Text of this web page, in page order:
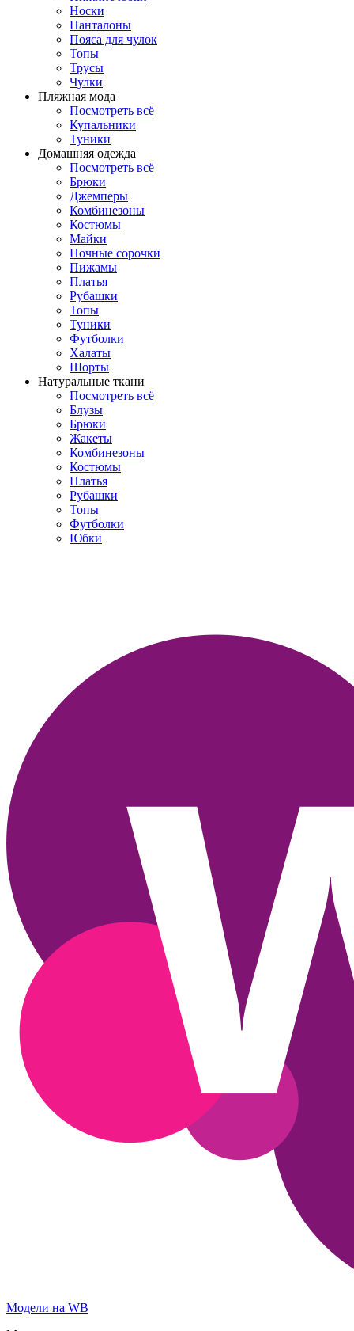
Носки
Панталоны
Поясa для чулок
Топы
Трусы
Чулки
Пляжная мода
Посмотреть всё
Купальники
Туники
Домашняя одежда
Посмотреть всё
Брюки
Джемперы
Комбинезоны
Костюмы
Майки
Ночные сорочки
Пижамы
Платья
Рубашки
Топы
Туники
Футболки
Халаты
Шорты
Натуральные ткани
Посмотреть всё
Блузы
Брюки
Жакеты
Комбинезоны
Костюмы
Платья
Рубашки
Топы
Футболки
Юбки
Модели на WB